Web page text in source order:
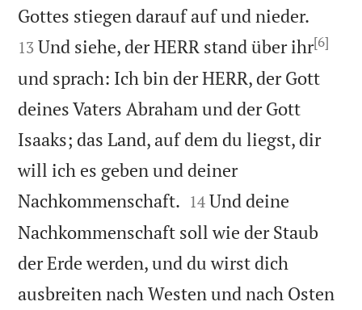
Gottes stiegen darauf auf und nieder.
13 Und siehe, der HERR stand über ihr[6]
und sprach: Ich bin der HERR, der Gott
deines Vaters Abraham und der Gott
Isaaks; das Land, auf dem du liegst, dir
will ich es geben und deiner
Nachkommenschaft. 

14 Und deine
Nachkommenschaft soll wie der Staub
der Erde werden, und du wirst dich
ausbreiten nach Westen und nach Osten